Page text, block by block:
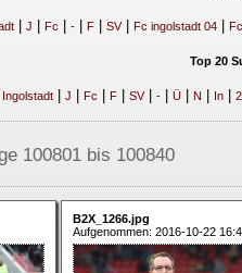
| J Fc -| F| SV| Fc ingolstadt 04|
Top 20
Ingolstadt| J Fc F| SV| -| Ü| N In| 2
100801 bis 100840
B2X_1266.jpg
Aufgenommen: 2016-10-22